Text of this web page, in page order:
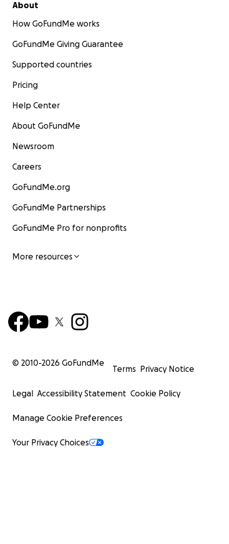
About
How GoFundMe works
GoFundMe Giving Guarantee
Supported countries
Pricing
Help Center
About GoFundMe
Newsroom
Careers
GoFundMe.org
GoFundMe Partnerships
GoFundMe Pro for nonprofits
More resources
© 2010-2026 GoFundMe
Terms Privacy Notice
Legal Accessibility Statement Cookie Policy
Manage Cookie Preferences
Your Privacy Choices